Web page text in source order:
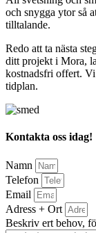
och snygga ytor så
tilltalande.
Redo att ta nästa
ditt projekt i Mora,
kostnadsfri offert.
tidplan.
Kontakta oss idag!
Namn
Telefon
Email
Adress + Ort
Beskriv ert behov,